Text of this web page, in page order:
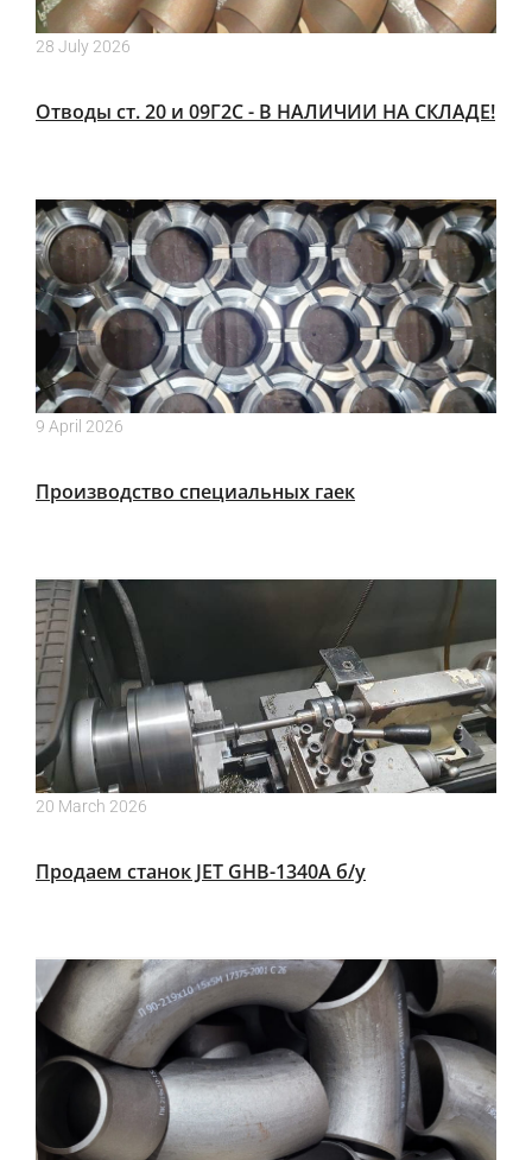
28 July 2026
Отводы ст. 20 и 09Г2С - В НАЛИЧИИ НА СКЛАДЕ!
9 April 2026
Производство специальных гаек
20 March 2026
Продаем станок JET GHB-1340A б/у